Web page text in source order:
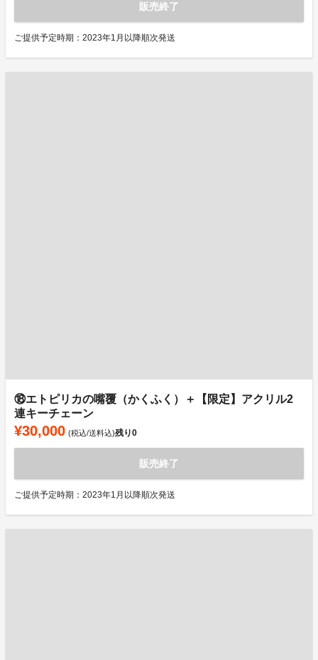
販売終了
ご提供予定時期：2023年1月以降順次発送
⑱エトピリカの嘴覆（かくふく）＋【限定】アクリル2
連キーチェーン
¥30,000 (税込/送料込)残り0
販売終了
ご提供予定時期：2023年1月以降順次発送